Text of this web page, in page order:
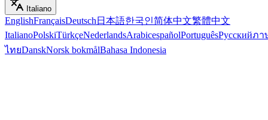
Italiano
EnglishFrançaisDeutsch 日本語한국인简体中文繁體中文
ItalianoPolskiTürkçeNederlandsArabicespañolPortuguêsРусскийภา
ไทยDanskNorsk bokmålBahasa Indonesia